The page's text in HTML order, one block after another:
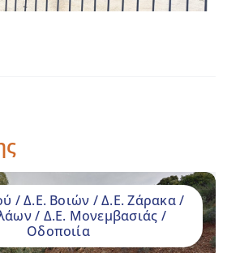
/ Δ.Ε. Βοιών / Δ.Ε. Ζάρακα /
/ Δ.Ε. Μονεμβασιάς /
Οδοποιία